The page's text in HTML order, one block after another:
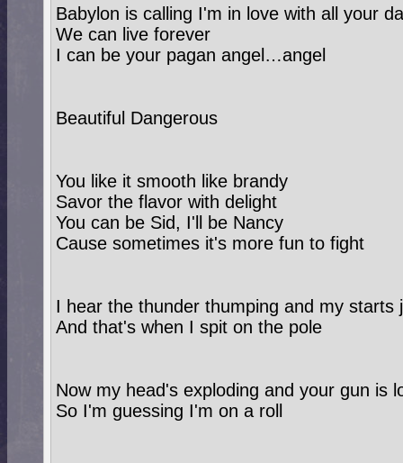
Babylon is calling I'm in love with all your
We can live forever
I can be your pagan angel…angel
Beautiful Dangerous
You like it smooth like brandy
Savor the flavor with delight
You can be Sid, I'll be Nancy
Cause sometimes it's more fun to fight
I hear the thunder thumping and my starts
And that's when I spit on the pole
Now my head's exploding and your gun is
So I'm guessing I'm on a roll